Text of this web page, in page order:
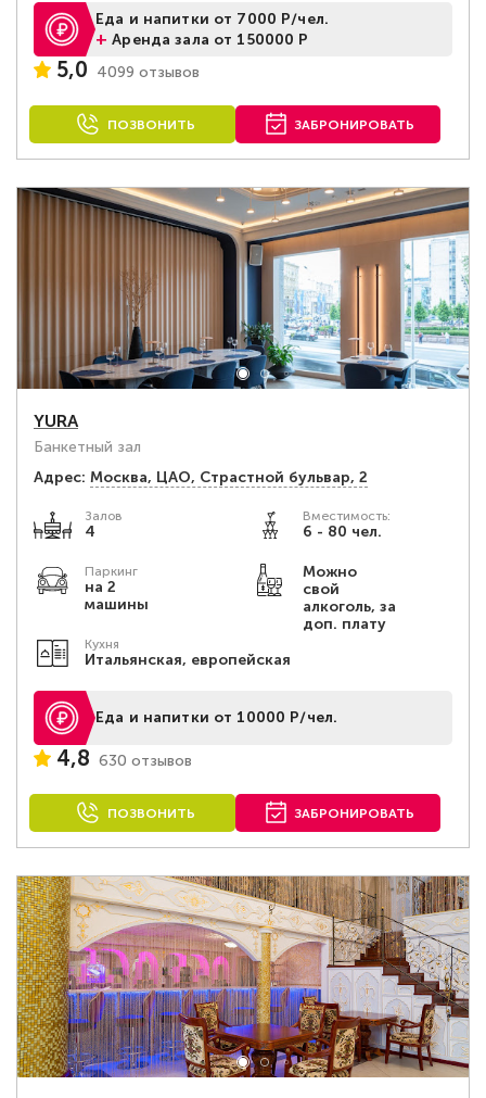
Еда и напитки от 7000 Р/чел.
+Аренда зала от 150000 Р
5,0 4099 отзывов
ПОЗВОНИТЬ ЗАБРОНИРОВАТЬ
YURA
Банкетный зал
Адрес: Москва, ЦАО, Страстной бульвар, 2
Залов
4
Вместимость:
6 - 80 чел.
Паркинг
на 2
машины
Можно
свой
алкоголь, за
доп. плату
Кухня
Итальянская, европейская
Еда и напитки от 10000 Р/чел.
4,8 630 отзывов
ПОЗВОНИТЬ ЗАБРОНИРОВАТЬ